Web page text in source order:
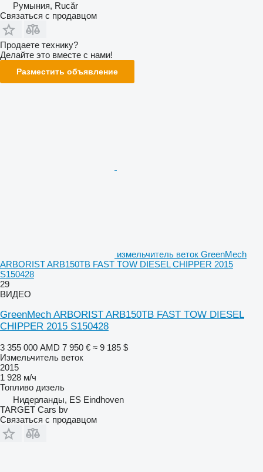
Румыния, Rucăr
Связаться с продавцом
Продаете технику?
Делайте это вместе с нами!
Разместить объявление
измельчитель веток GreenMech
ARBORIST ARB150TB FAST TOW DIESEL CHIPPER 2015
S150428
29
ВИДЕО
GreenMech ARBORIST ARB150TB FAST TOW DIESEL
CHIPPER 2015 S150428
3 355 000 AMD 7 950 € ≈ 9 185 $
Измельчитель веток
2015
1 928 м/ч
Топливо дизель
Нидерланды, ES Eindhoven
TARGET Cars bv
Связаться с продавцом